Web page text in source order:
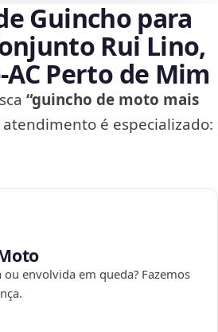
Guincho para
Rui Lino,
Perto de Mim
“guincho de moto mais
atendimento é especializado:
envolvida em queda? Fazemos